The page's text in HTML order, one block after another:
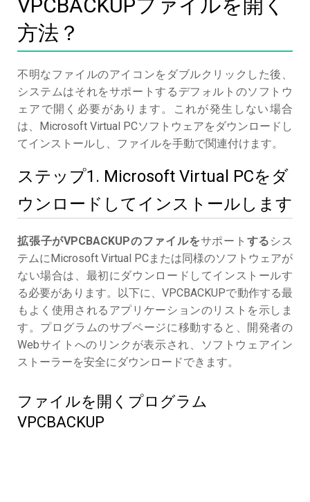
VPCBACKUPファイルを開く
方法？
不明なファイルのアイコンをダブルクリックした後、
システムはそれをサポートするデフォルトのソフトウ
ェアで開く必要があります。これが発生しない場合
は、Microsoft Virtual PCソフトウェアをダウンロードし
てインストールし、ファイルを手動で関連付けます。
ステップ1. Microsoft Virtual PCをダ
ウンロードしてインストールします
拡張子がVPCBACKUPのファイルをサポート する シス
テムにMicrosoft Virtual PCまたは同様のソフトウェアが
ない場合は、最初にダウンロードしてインストールす
る必要があります。以下に、VPCBACKUPで動作する最
もよく使用されるアプリケーションのリストを示しま
す。プログラムのサブページに移動すると、開発者の
Webサイトへのリンクが表示され、ソフトウェアイン
ストーラーを安全にダウンロードできます。
ファイルを開くプログラム
VPCBACKUP